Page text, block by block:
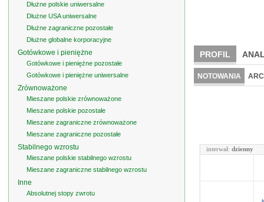
PROFIL
NOTOWANIA
interwał: dzienny
Dłużne polskie uniwersalne
Dłużne USA uniwersalne
Dłużne zagraniczne pozostałe
Dłużne globalne korporacyjne
Gotówkowe i pieniężne
Gotówkowe i pieniężne pozostałe
Gotówkowe i pieniężne uniwersalne
Zrównoważone
Mieszane polskie zrównoważone
Mieszane polskie pozostałe
Mieszane zagraniczne zrównoważone
Mieszane zagraniczne pozostałe
Stabilnego wzrostu
Mieszane polskie stabilnego wzrostu
Mieszane zagraniczne stabilnego wzrostu
Inne
Absolutnej stopy zwrotu